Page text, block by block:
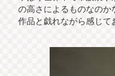
の高さによるものなのか
作品と戯れながら感じて